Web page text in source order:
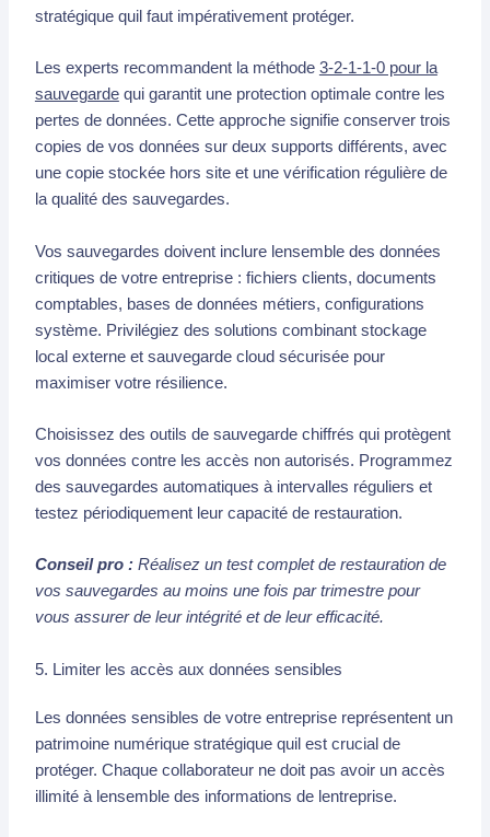
stratégique quil faut impérativement protéger.
Les experts recommandent la méthode 3-2-1-1-0 pour la
sauvegardequi garantit une protection optimale contre les
pertes de données. Cette approche signifie conserver trois
copies de vos données sur deux supports différents, avec
une copie stockée hors site et une vérification régulière de
la qualité des sauvegardes.
Vos sauvegardes doivent inclure lensemble des données
critiques de votre entreprise : fichiers clients, documents
comptables, bases de données métiers, configurations
système. Privilégiez des solutions combinant stockage
local externe et sauvegarde cloud sécurisée pour
maximiser votre résilience.
Choisissez des outils de sauvegarde chiffrés qui protègent
vos données contre les accès non autorisés. Programmez
des sauvegardes automatiques à intervalles réguliers et
testez périodiquement leur capacité de restauration.
Conseil pro : Réalisez un test complet de restauration de
vos sauvegardes au moins une fois par trimestre pour
vous assurer de leur intégrité et de leur efficacité.
5. Limiter les accès aux données sensibles
Les données sensibles de votre entreprise représentent un
patrimoine numérique stratégique quil est crucial de
protéger. Chaque collaborateur ne doit pas avoir un accès
illimité à lensemble des informations de lentreprise.